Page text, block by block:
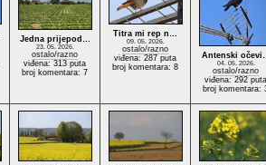
Jedna prijepod…
23. 05. 2026.
ostalo/razno
viđena: 313 puta
broj komentara: 7
Titra mi rep n…
09. 05. 2026.
ostalo/razno
viđena: 287 puta
broj komentara: 8
Antenski
04. 05. 2026.
ostalo/razno
viđena: 292 puta
broj komentara: